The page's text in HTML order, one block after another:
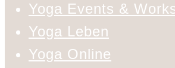
Yoga Events &
Yoga Leben
Yoga Online